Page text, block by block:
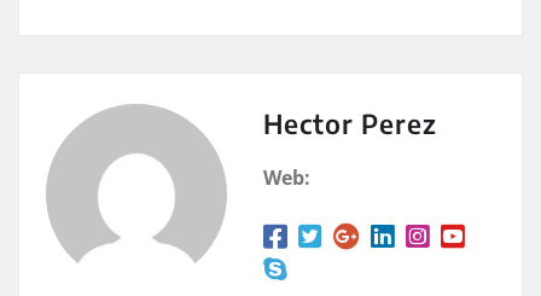
A
p
rt
Hector Perez
Web: